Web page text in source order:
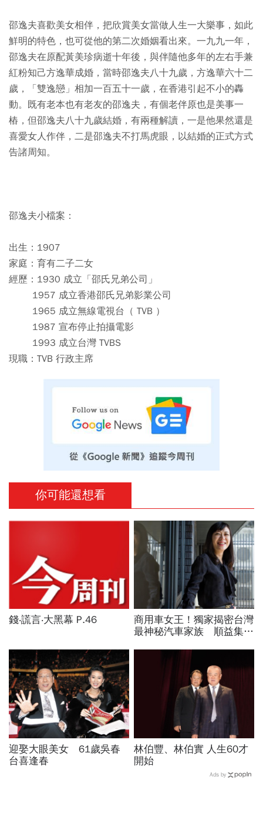
邵逸夫喜歡美女相伴，把欣賞美女當做人生一大樂事，如此
鮮明的特色，也可從他的第二次婚姻看出來。一九九一年，
邵逸夫在原配黃美珍病逝十年後，與伴隨他多年的左右手兼
紅粉知己方逸華成婚，當時邵逸夫八十九歲，方逸華六十二
歲，「雙逸戀」相加一百五十一歲，在香港引起不小的轟
動。既有老本也有老友的邵逸夫，有個老伴原也是美事一
樁，但邵逸夫八十九歲結婚，有兩種解讀，一是他果然還是
喜愛女人作伴，二是邵逸夫不打馬虎眼，以結婚的正式方式
告諸周知。
邵逸夫小檔案：
出生：1907
家庭：育有二子二女
經歷：1930 成立「邵氏兄弟公司」
1957 成立香港邵氏兄弟影業公司
1965 成立無線電視台（ TVB ）
1987 宣布停止拍攝電影
1993 成立台灣 TVBS
現職：TVB 行政主席
你可能還想看
錢‧謊言‧大黑幕 P.46
商用車女王！獨家揭密台灣
最神秘汽車家族 順益集團
迎娶大眼美女 61歲吳春
台喜逢春
林伯豐、林伯實 人生60才
開始
Ads by